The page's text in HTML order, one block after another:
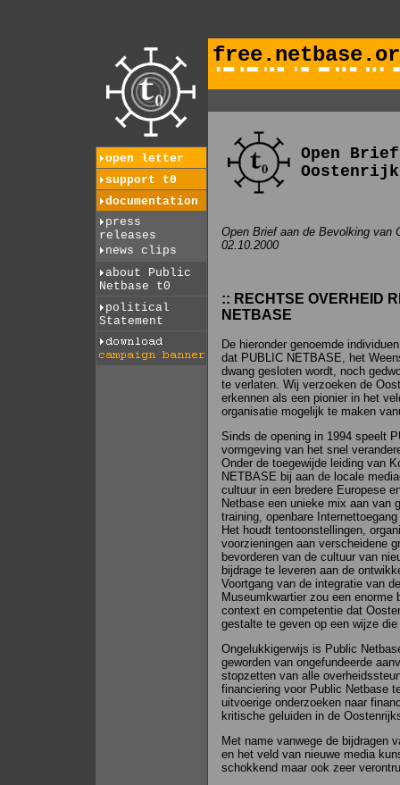
open letter
support t0
documentation
press
releases
news clips
about Public
Netbase t0
political
Statement
Open
Oostenrijk
Open Brief aan de Bevolking van
02.10.2000
:: RECHTSE OVERHEID
NETBASE
De hieronder genoemde
dat PUBLIC NETBASE, het
dwang gesloten wordt, noch
te verlaten. Wij verzoeken de
erkennen als een pionier in het
organisatie mogelijk te maken
Sinds de opening in 1994 speelt
vormgeving van het snel
Onder de toegewijde leiding van
NETBASE bij aan de locale
cultuur in een bredere Europese
Netbase een unieke mix aan van
training, openbare
Het houdt tentoonstellingen,
voorzieningen aan verscheidene
bevorderen van de cultuur van
bijdrage te leveren aan de
Voortgang van de integratie van
Museumkwartier zou een
context en competentie dat
gestalte te geven op een wijze
Ongelukkigerwijs is Public
geworden van ongefundeerde
stopzetten van alle
financiering voor Public Netbase
uitvoerige onderzoeken naar
kritische geluiden in de
Met name vanwege de bijdragen
en het veld van nieuwe media
schokkend maar ook zeer